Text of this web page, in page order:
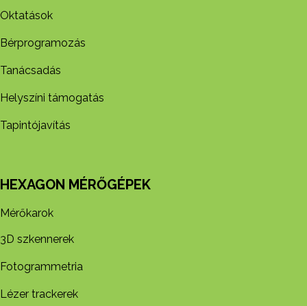
Oktatások
Bérprogramozás
Tanácsadás
Helyszíni támogatás
Tapintójavítás
HEXAGON MÉRŐGÉPEK
Mérőkarok
3D szkennerek
Fotogrammetria
Lézer trackerek